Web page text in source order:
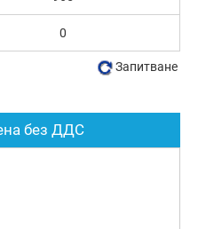
без ДДС
0
Запитване